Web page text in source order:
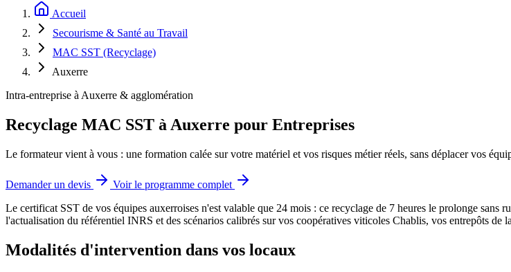
Accueil
Secourisme & Santé au Travail
MAC SST (Recyclage)
Auxerre
Intra-entreprise à Auxerre & agglomération
Recyclage MAC SST à Auxerre pour Entreprises
Le formateur vient à vous : une formation calée sur votre matériel et vos risques métier réels, sans déplacer vos
Demander un devis
Voir le programme complet
Le certificat SST de vos équipes auxerroises n'est valable que 24 mois : ce recyclage de 7 heures le prolonge sans
l'actualisation du référentiel INRS et des scénarios calibrés sur vos coopératives viticoles Chablis, vos entrepôts de
Modalités d'intervention dans vos locaux